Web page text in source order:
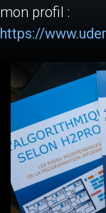
mon profil :
https://